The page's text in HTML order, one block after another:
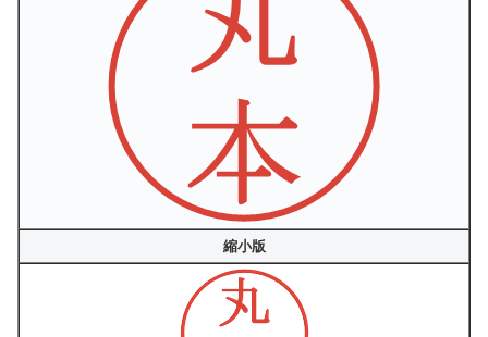
縮小版